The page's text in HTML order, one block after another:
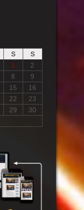
S
S
1
2
8
9
15
16
22
23
29
30